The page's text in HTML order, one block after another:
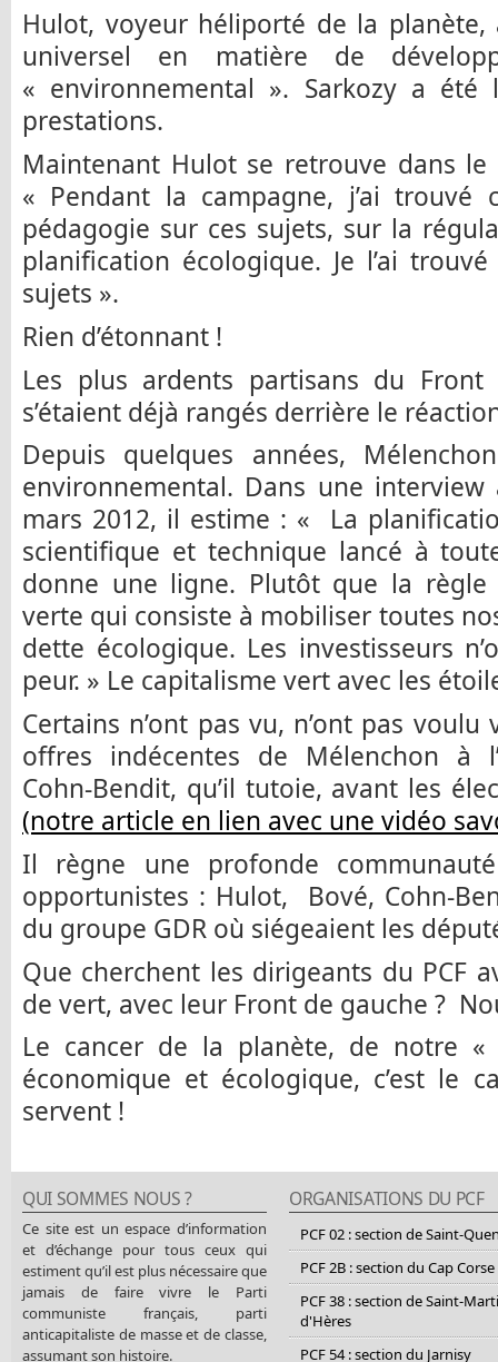
Hulot, voyeur héliporté de la
universel en matière de
« environnemental ». Sarkozy a
prestations.
Maintenant Hulot se retrouve dans
« Pendant la campagne, j’ai trouvé
pédagogie sur ces sujets, sur la
planification écologique. Je l’ai
sujets ».
Rien d’étonnant !
Les plus ardents partisans du Front
s’étaient déjà rangés derrière le
Depuis quelques années,
environnemental. Dans une
mars 2012, il estime : « La
scientifique et technique lancé à
donne une ligne. Plutôt que la règle
verte qui consiste à mobiliser toutes
dette écologique. Les investisseurs
peur. » Le capitalisme vert avec les
Certains n’ont pas vu, n’ont pas
offres indécentes de Mélenchon à
Cohn-Bendit, qu’il tutoie, avant les
(notre article en lien avec une vidéo
Il règne une profonde
opportunistes : Hulot, Bové, Cohn-
du groupe GDR où siégeaient les
Que cherchent les dirigeants du PCF
de vert, avec leur Front de gauche ?
Le cancer de la planète, de notre «
économique et écologique, c’est le
servent !
QUI SOMMES NOUS ?
Ce site est un espace d’information
et d’échange pour tous ceux qui
estiment qu’il est plus nécessaire que
jamais de faire vivre le Parti
communiste français, parti
anticapitaliste de masse et de classe,
assumant son histoire.
ORGANISATIONS DU PCF
PCF 02 : section de Saint-
PCF 2B : section du Cap Corse
PCF 38 : section de Saint-
d'Hères
PCF 54 : section du Jarnisy